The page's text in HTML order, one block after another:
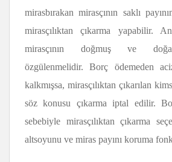
mirasbırakan mirasçının saklı
mirasçılıktan çıkarma yapabilir.
mirasçının doğmuş ve
özgülenmelidir. Borç ödemeden
kalkmışsa, mirasçılıktan çıkarılan
söz konusu çıkarma iptal edilir.
sebebiyle mirasçılıktan çıkarma
altsoyunu ve miras payını koruma